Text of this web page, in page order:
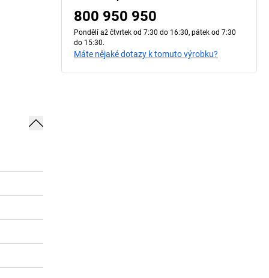
800 950 950
Pondělí až čtvrtek od 7:30 do 16:30, pátek od 7:30
do 15:30.
Máte nějaké dotazy k tomuto výrobku?